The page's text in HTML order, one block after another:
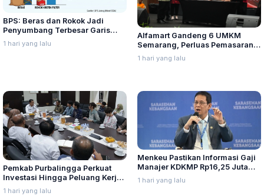
BPS: Beras dan Rokok Jadi
Penyumbang Terbesar Garis
Kemiskinan di Jateng
1 hari yang lalu
Alfamart Gandeng 6 UMKM
Semarang, Perluas Pemasaran
Produk Lokal
1 hari yang lalu
Pemkab Purbalingga Perkuat
Investasi Hingga Peluang Kerja
di Jepang
1 hari yang lalu
Menkeu Pastikan Informasi Gaji
Manajer KDKMP Rp16,25 Juta
Tidak Benar
1 hari yang lalu